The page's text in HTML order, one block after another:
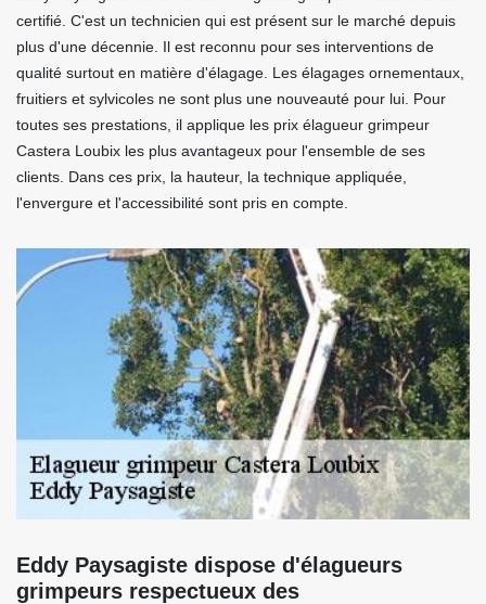
certifié. C'est un technicien qui est présent sur le marché depuis
plus d'une décennie. Il est reconnu pour ses interventions de
qualité surtout en matière d'élagage. Les élagages ornementaux,
fruitiers et sylvicoles ne sont plus une nouveauté pour lui. Pour
toutes ses prestations, il applique les prix élagueur grimpeur
Castera Loubix les plus avantageux pour l'ensemble de ses
clients. Dans ces prix, la hauteur, la technique appliquée,
l'envergure et l'accessibilité sont pris en compte.
Eddy Paysagiste dispose d'élagueurs
grimpeurs respectueux des